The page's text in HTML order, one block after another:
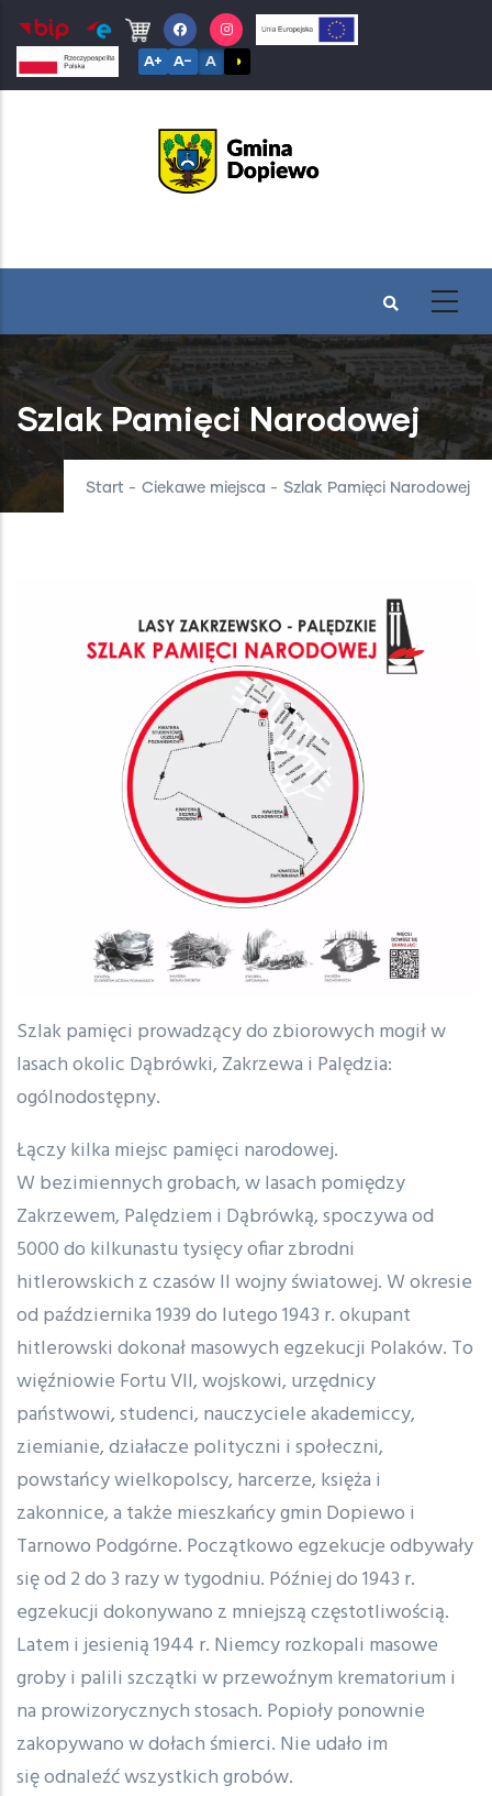
Przejdź
do
treści
A+ A− A ◑
Szlak Pamięci Narodowej
Start - Ciekawe miejsca - Szlak Pamięci Narodowej
Treść
Szlak pamięci prowadzący do zbiorowych mogił w
lasach okolic Dąbrówki, Zakrzewa i Palędzia:
ogólnodostępny.
Łączy kilka miejsc pamięci narodowej.
W bezimiennych grobach, w lasach pomiędzy
Zakrzewem, Palędziem i Dąbrówką, spoczywa od
5000 do kilkunastu tysięcy ofiar zbrodni
hitlerowskich z czasów II wojny światowej. W okresie
od października 1939 do lutego 1943 r. okupant
hitlerowski dokonał masowych egzekucji Polaków. To
więźniowie Fortu VII, wojskowi, urzędnicy
państwowi, studenci, nauczyciele akademiccy,
ziemianie, działacze polityczni i społeczni,
powstańcy wielkopolscy, harcerze, księża i
zakonnice, a także mieszkańcy gmin Dopiewo i
Tarnowo Podgórne. Początkowo egzekucje odbywały
się od 2 do 3 razy w tygodniu. Później do 1943 r.
egzekucji dokonywano z mniejszą częstotliwością.
Latem i jesienią 1944 r. Niemcy rozkopali masowe
groby i palili szczątki w przewoźnym krematorium i
na prowizorycznych stosach. Popioły ponownie
zakopywano w dołach śmierci. Nie udało im
się odnaleźć wszystkich grobów.